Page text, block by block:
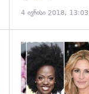
4 ივნისი 2018, 13:03
გადახედვა